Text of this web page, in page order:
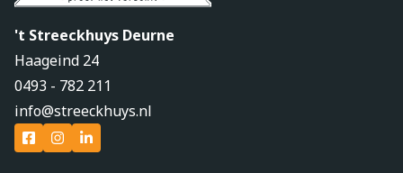
't Streeckhuys Deurne
Haageind 24
0493 - 782 211
info@streeckhuys.nl